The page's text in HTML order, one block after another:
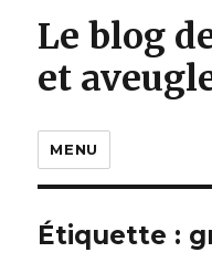
Le blog
et
MENU
Étiquette :